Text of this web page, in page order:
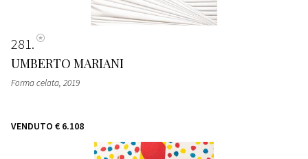
281
UMBERTO MARIANI
Forma celata, 2019
VENDUTO € 6.108